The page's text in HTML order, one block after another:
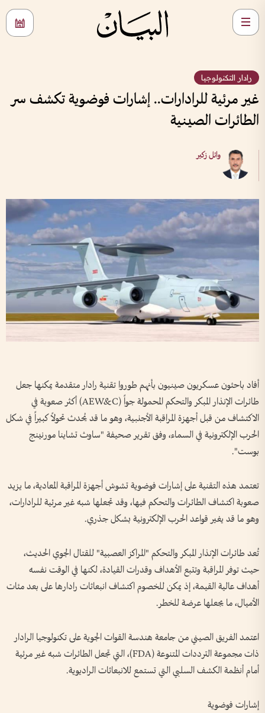
رادار التكنولوجيا
غير مرئية للرادارات.. إشارات فوضوية تكشف سر
الطائرات الصينية
وائل زكير
أفاد باحثون عسكريون صينيون بأنهم طوروا تقنية رادار متقدمة يمكنها جعل
طائرات الإنذار المبكر والتحكم المحمولة جواً (AEW&C) أكثر صعوبة في
الاكتشاف من قبل أجهزة المراقبة الأجنبية، وهو ما قد يُحدث تحولاً كبيراً في شكل
الحرب الإلكترونية في السماء، وفق تقرير صحيفة "ساوث تشاينا مورنينج
بوست".
تعتمد هذه التقنية على إشارات فوضوية تشوش أجهزة المراقبة المعادية، ما يزيد
صعوبة اكتشاف الطائرات والتحكم فيها، وقد تجعلها شبه غير مرئية للرادارات،
وهو ما قد يغير قواعد الحرب الإلكترونية بشكل جذري.
تُعد طائرات الإنذار المبكر والتحكم "المراكز العصبية" للقتال الجوي الحديث،
حيث توفر المراقبة وتتبع الأهداف وقدرات القيادة، لكنها في الوقت نفسه
أهداف عالية القيمة، إذ يمكن للخصوم اكتشاف انبعاثات رادارها على بعد مئات
الأميال، ما يجعلها عرضة للخطر.
اعتمد الفريق الصيني من جامعة هندسة القوات الجوية على تكنولوجيا الرادار
ذات مجموعة الترددات المتنوعة (FDA)، التي تجعل الطائرات شبه غير مرئية
أمام أنظمة الكشف السلبي التي تستمع للانبعاثات الراديوية.
إشارات فوضوية